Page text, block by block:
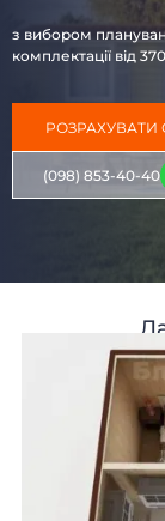
з вибором
комплектації від
РОЗРАХУВАТИ
(098) 853-40-40